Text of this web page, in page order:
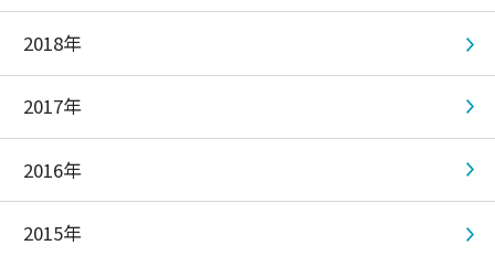
2018年
2017年
2016年
2015年